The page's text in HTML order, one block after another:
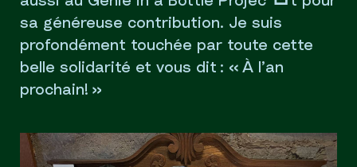
sa généreuse contribution. Je suis
profondément touchée par toute cette
belle solidarité et vous dit : « À l’an
prochain! »